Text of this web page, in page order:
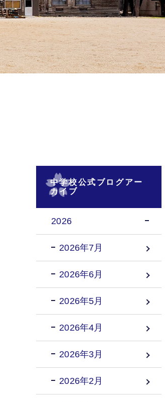
中学校公式ブログアー
カイブ
2026
2026年7月
2026年6月
2026年5月
2026年4月
2026年3月
2026年2月